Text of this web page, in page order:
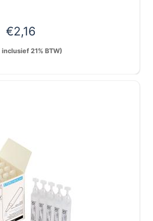
€2,16
inclusief 21% BTW)